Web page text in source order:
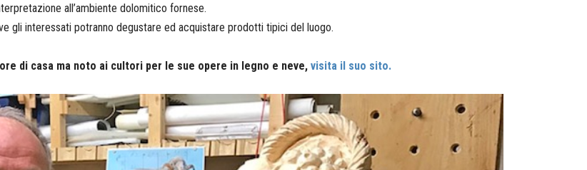
all’ambiente dolomitico fornese.
gli interessati potranno degustare ed acquistare prodotti tipici del luogo.
di casa ma noto ai cultori per le sue opere in legno e neve, visita il suo sito.